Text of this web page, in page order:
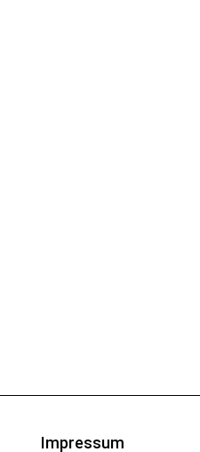
Impressum